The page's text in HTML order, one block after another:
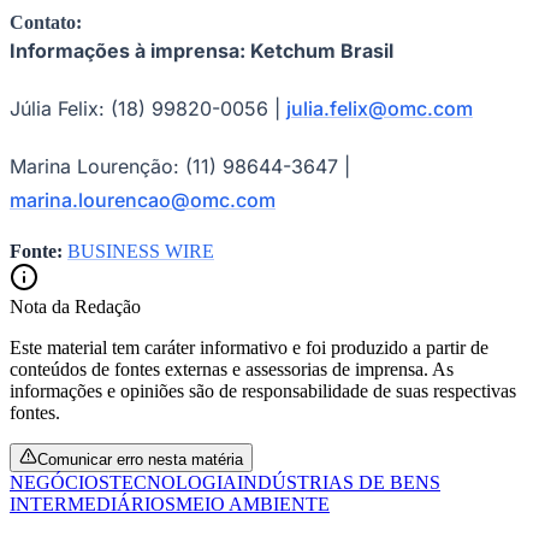
Contato:
Informações à imprensa: Ketchum Brasil
Júlia Felix: (18) 99820-0056 | julia.felix@omc.com
Marina Lourenção: (11) 98644-3647 |
marina.lourencao@omc.com
Fonte: BUSINESS WIRE
Nota da Redação
Este material tem caráter informativo e foi produzido a partir de
conteúdos de fontes externas e assessorias de imprensa. As
informações e opiniões são de responsabilidade de suas respectivas
fontes.
Comunicar erro nesta matéria
NEGÓCIOSTECNOLOGIAINDÚSTRIAS DE BENS
INTERMEDIÁRIOSMEIO AMBIENTE